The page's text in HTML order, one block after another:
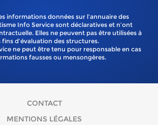
informations données sur l’annuaire des
Info Service sont déclaratives et n’ont
Elles ne peuvent pas être utilisées à
fins d’évaluation des structures.
ne peut être tenu pour responsable en cas
fausses ou mensongères.
CONTACT
MENTIONS LÉGALES